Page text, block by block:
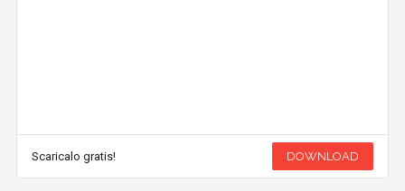
Scaricalo gratis! DOWNLOAD